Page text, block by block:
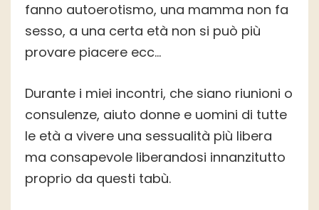
fanno autoerotismo, una mamma non fa
sesso, a una certa età non si può più
provare piacere ecc…
Durante i miei incontri, che siano riunioni o
consulenze, aiuto donne e uomini di tutte
le età a vivere una sessualità più libera
ma consapevole liberandosi innanzitutto
proprio da questi tabù.